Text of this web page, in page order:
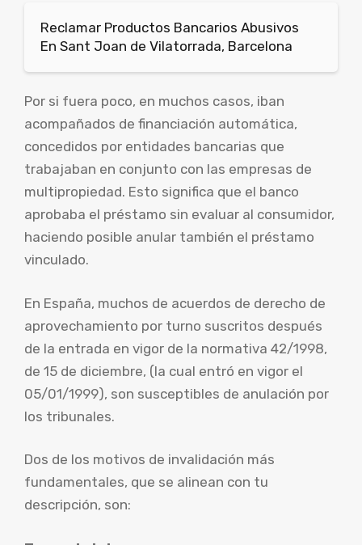
Reclamar Productos Bancarios Abusivos
En Sant Joan de Vilatorrada, Barcelona
Por si fuera poco, en muchos casos, iban
acompañados de financiación automática,
concedidos por entidades bancarias que
trabajaban en conjunto con las empresas de
multipropiedad. Esto significa que el banco
aprobaba el préstamo sin evaluar al consumidor,
haciendo posible anular también el préstamo
vinculado.
En España, muchos de acuerdos de derecho de
aprovechamiento por turno suscritos después
de la entrada en vigor de la normativa 42/1998,
de 15 de diciembre, (la cual entró en vigor el
05/01/1999), son susceptibles de anulación por
los tribunales.
Dos de los motivos de invalidación más
fundamentales, que se alinean con tu
descripción, son: